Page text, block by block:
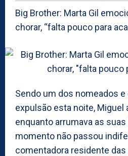
Big Brother: Marta Gil
chorar, “falta pouco para
Sendo um dos nomeados
expulsão esta noite, Miguel
enquanto arrumava as
momento não passou
comentadora residente das